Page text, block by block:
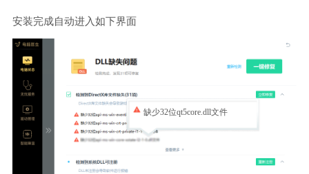
安装完成自动进入如下界面
缺少32位qt5core.dll文件